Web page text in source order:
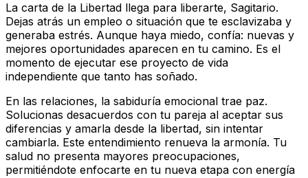
La carta de la Libertad llega para liberarte, Sagitario.
Dejas atrás un empleo o situación que te esclavizaba y
generaba estrés. Aunque haya miedo, confía: nuevas y
mejores oportunidades aparecen en tu camino. Es el
momento de ejecutar ese proyecto de vida
independiente que tanto has soñado.
En las relaciones, la sabiduría emocional trae paz.
Solucionas desacuerdos con tu pareja al aceptar sus
diferencias y amarla desde la libertad, sin intentar
cambiarla. Este entendimiento renueva la armonía. Tu
salud no presenta mayores preocupaciones,
permitiéndote enfocarte en tu nueva etapa con energía